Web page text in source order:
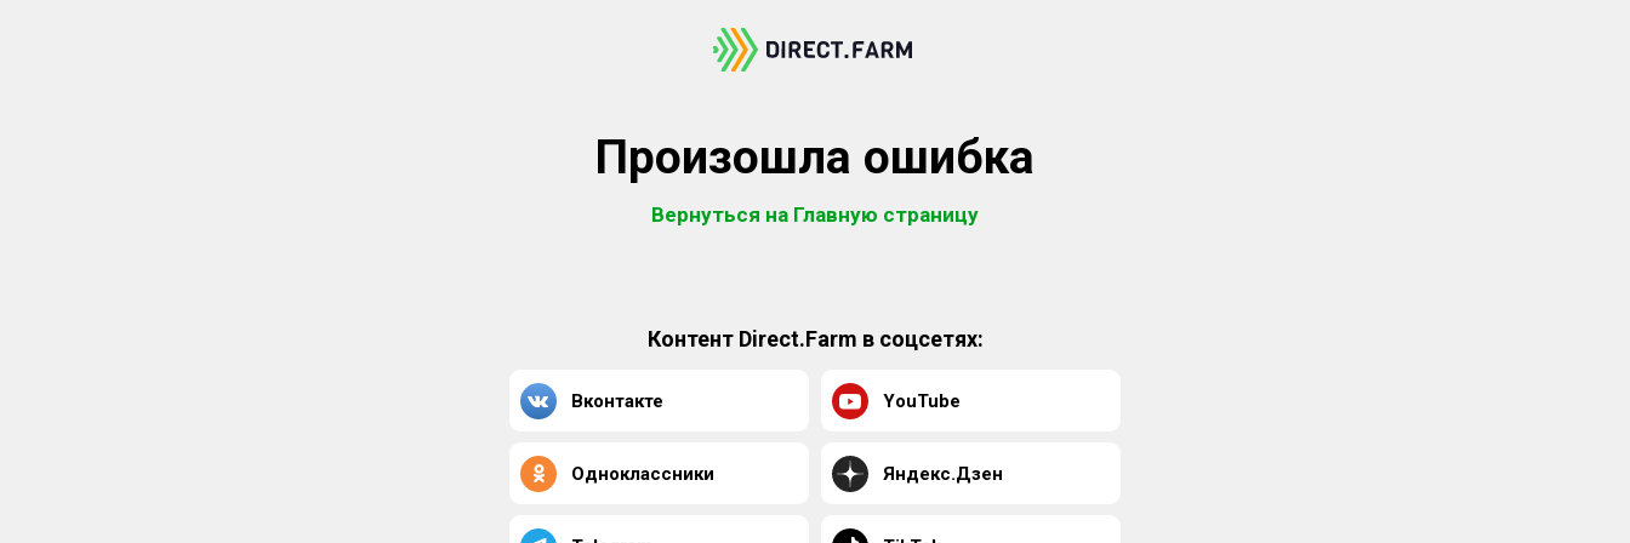
Произошла ошибка
Вернуться на Главную страницу
Контент Direct.Farm в соцсетях:
Вконтакте YouTube
Одноклассники Яндекс.Дзен